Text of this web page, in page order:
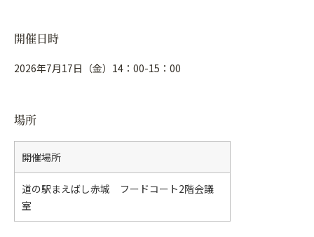
開催日時
2026年7月17日（金）14：00-15：00
場所
開催場所
道の駅まえばし赤城 フードコート2階会議
室